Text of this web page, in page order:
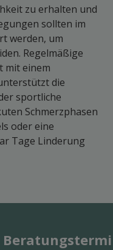
zu erhalten und
sollten im
werden, um
Regelmäßige
mit einem
die
sportliche
Schmerzphasen
oder eine
Tage Linderung